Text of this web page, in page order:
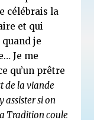
célébrais la
et qui
je
Je me
qu’un prêtre
de la viande
assister si on
Tradition coule